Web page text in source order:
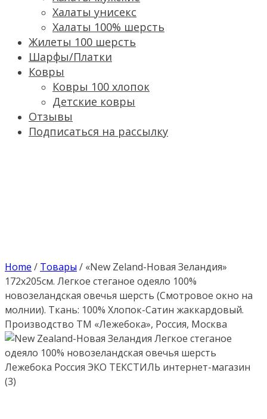
Халаты унисекс
Халаты 100% шерсть
Жилеты 100 шерсть
Шарфы/Платки
Ковры
Ковры 100 хлопок
Детские ковры
Отзывы
Подписаться на рассылку
Home / Товары / «New Zeland-Новая Зеландия»
172х205см. Легкое стеганое одеяло 100%
новозеландская овечья шерсть (Смотровое окно на
молнии). Ткань: 100% Хлопок-Сатин жаккардовый.
Производство ТМ «Лежебока», Россия, Москва